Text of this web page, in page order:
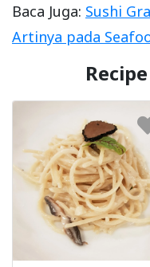
Baca Juga: Sushi
Artinya pada